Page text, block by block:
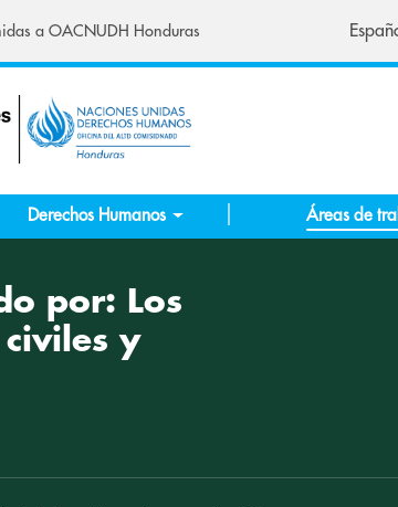
a OACNUDH Honduras
Derechos Humanos Áreas de
por: Los
civiles y